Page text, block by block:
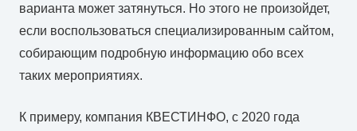
варианта может затянуться. Но этого не произойдет,
если воспользоваться специализированным сайтом,
собирающим подробную информацию обо всех
таких мероприятиях.
К примеру, компания КВЕСТИНФО, с 2020 года